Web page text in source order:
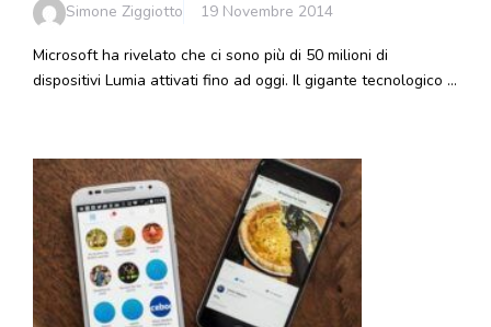
Simone Ziggiotto 19 Novembre 2014
Microsoft ha rivelato che ci sono più di 50 milioni di
dispositivi Lumia attivati fino ad oggi. Il gigante tecnologico …